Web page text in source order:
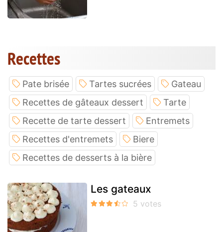
Recettes
Pate brisée Tartes sucrées
Gateau
Recettes de gâteaux dessert
Tarte
Recette de tarte dessert
Entremets
Recettes d'entremets
Biere
Recettes de desserts à la bière
Les gateaux